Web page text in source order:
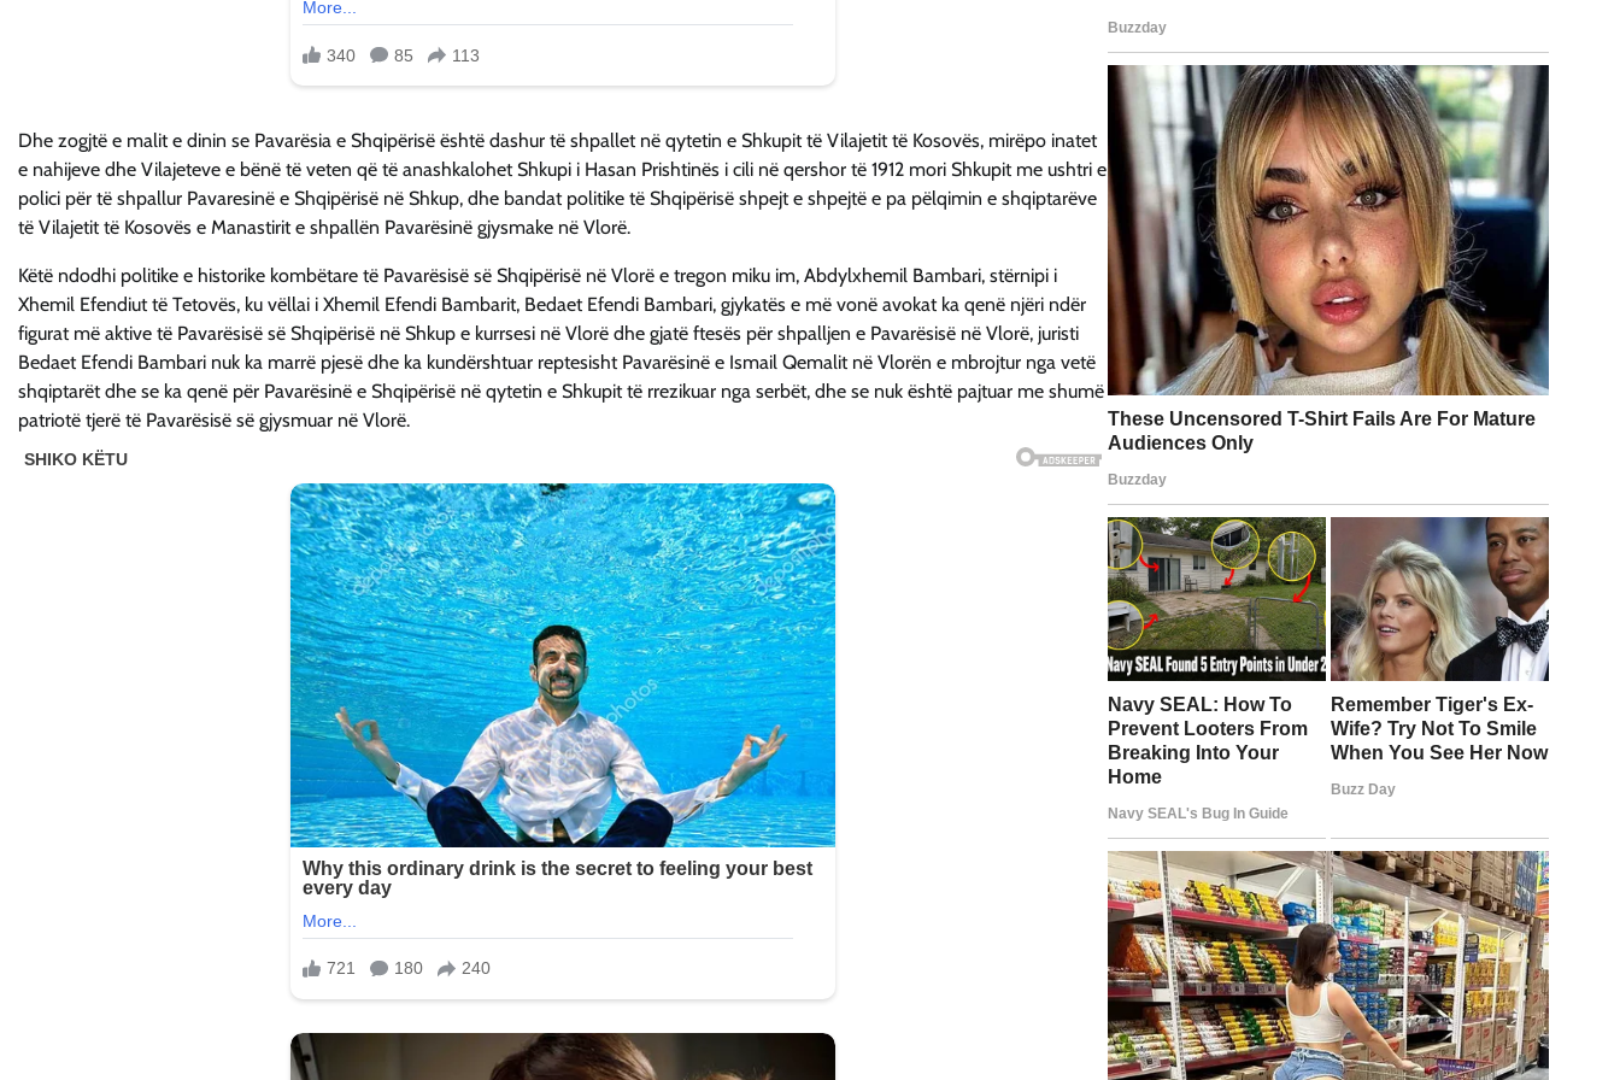
Dhe zogjtë e malit e dinin se Pavarësia e Shqipërisë është dashur të shpallet në qytetin e Shkupit të Vilajetit të Kosovës, mirëpo inatet
e nahijeve dhe Vilajeteve e bënë të veten që të anashkalohet Shkupi i Hasan Prishtinës i cili në qershor të 1912 mori Shkupit me ushtri e
polici për të shpallur Pavaresinë e Shqipërisë në Shkup, dhe bandat politike të Shqipërisë shpejt e shpejtë e pa pëlqimin e shqiptarëve
të Vilajetit të Kosovës e Manastirit e shpallën Pavarësinë gjysmake në Vlorë.
Këtë ndodhi politike e historike kombëtare të Pavarësisë së Shqipërisë në Vlorë e tregon miku im, Abdylxhemil Bambari, stërnipi i
Xhemil Efendiut të Tetovës, ku vëllai i Xhemil Efendi Bambarit, Bedaet Efendi Bambari, gjykatës e më vonë avokat ka qenë njëri ndër
figurat më aktive të Pavarësisë së Shqipërisë në Shkup e kurrsesi në Vlorë dhe gjatë ftesës për shpalljen e Pavarësisë në Vlorë, juristi
Bedaet Efendi Bambari nuk ka marrë pjesë dhe ka kundërshtuar reptesisht Pavarësinë e Ismail Qemalit në Vlorën e mbrojtur nga vetë
shqiptarët dhe se ka qenë për Pavarësinë e Shqipërisë në qytetin e Shkupit të rrezikuar nga serbët, dhe se nuk është pajtuar me shumë
patriotë tjerë të Pavarësisë së gjysmuar në Vlorë.